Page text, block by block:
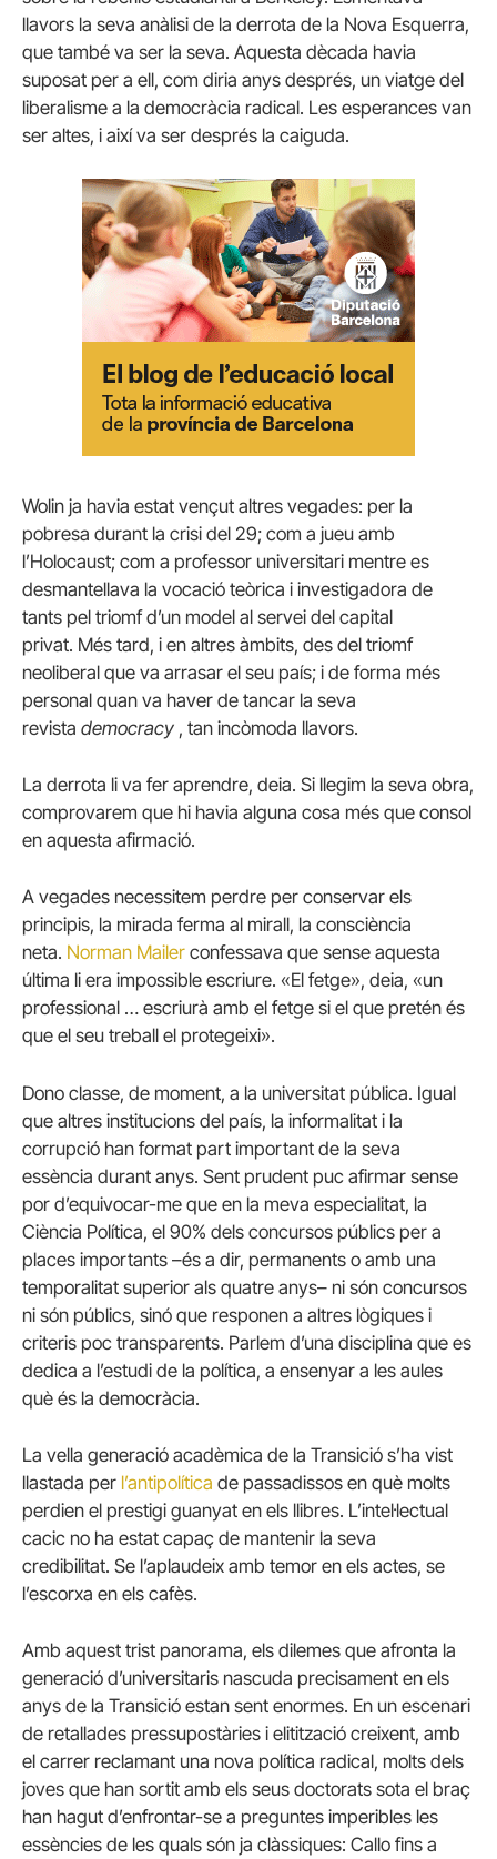
llavors la seva anàlisi de la derrota de la Nova Esquerra,
que també va ser la seva. Aquesta dècada havia
suposat per a ell, com diria anys després, un viatge del
liberalisme a la democràcia radical. Les esperances van
ser altes, i així va ser després la caiguda.
Wolin ja havia estat vençut altres vegades: per la
pobresa durant la crisi del 29; com a jueu amb
l’Holocaust; com a professor universitari mentre es
desmantellava la vocació teòrica i investigadora de
tants pel triomf d’un model al servei del capital
privat. Més tard, i en altres àmbits, des del triomf
neoliberal que va arrasar el seu país; i de forma més
personal quan va haver de tancar la seva
revista democracy , tan incòmoda llavors.
La derrota li va fer aprendre, deia. Si llegim la seva obra,
comprovarem que hi havia alguna cosa més que consol
en aquesta afirmació.
A vegades necessitem perdre per conservar els
principis, la mirada ferma al mirall, la consciència
neta. Norman Mailer confessava que sense aquesta
última li era impossible escriure. «El fetge», deia, «un
professional … escriurà amb el fetge si el que pretén és
que el seu treball el protegeixi».
Dono classe, de moment, a la universitat pública. Igual
que altres institucions del país, la informalitat i la
corrupció han format part important de la seva
essència durant anys. Sent prudent puc afirmar sense
por d’equivocar-me que en la meva especialitat, la
Ciència Política, el 90% dels concursos públics per a
places importants –és a dir, permanents o amb una
temporalitat superior als quatre anys– ni són concursos
ni són públics, sinó que responen a altres lògiques i
criteris poc transparents. Parlem d’una disciplina que es
dedica a l’estudi de la política, a ensenyar a les aules
què és la democràcia.
La vella generació acadèmica de la Transició s’ha vist
llastada per l’antipolítica de passadissos en què molts
perdien el prestigi guanyat en els llibres. L’intel·lectual
cacic no ha estat capaç de mantenir la seva
credibilitat. Se l’aplaudeix amb temor en els actes, se
l’escorxa en els cafès.
Amb aquest trist panorama, els dilemes que afronta la
generació d’universitaris nascuda precisament en els
anys de la Transició estan sent enormes. En un escenari
de retallades pressupostàries i elitització creixent, amb
el carrer reclamant una nova política radical, molts dels
joves que han sortit amb els seus doctorats sota el braç
han hagut d’enfrontar-se a preguntes imperibles les
essències de les quals són ja clàssiques: Callo fins a